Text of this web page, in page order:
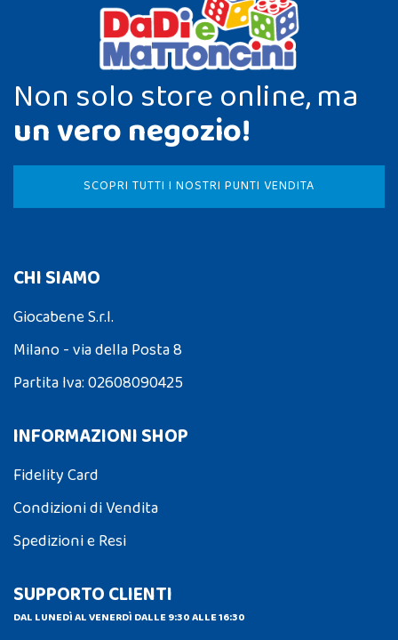
Non solo store online, ma
un vero negozio!
SCOPRI TUTTI I NOSTRI PUNTI VENDITA
CHI SIAMO
Giocabene S.r.l.
Milano - via della Posta 8
Partita Iva: 02608090425
INFORMAZIONI SHOP
Fidelity Card
Condizioni di Vendita
Spedizioni e Resi
SUPPORTO CLIENTI
DAL LUNEDÌ AL VENERDÌ DALLE 9:30 ALLE 16:30